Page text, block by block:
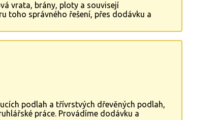
vrata, brány, ploty a souvisejí
toho správného řešení, přes dodávku a
podlah a třívrstvých dřevěných podlah,
práce. Provádíme dodávku a